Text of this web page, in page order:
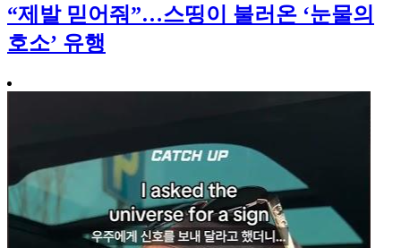
“제발 믿어줘”…스띵이 불러온 ‘눈물의
호소’ 유행